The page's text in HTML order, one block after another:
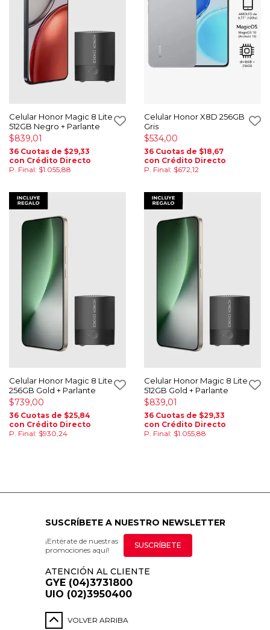
Celular Honor Magic 8 Lite
512GB Negro + Parlante
$839,01
36 Cuotas de $29,33
con Crédito Directo
P. Final: $1.055,88
Celular Honor X8D 256GB
Gris
$534,00
36 Cuotas de $18,67
con Crédito Directo
P. Final: $672,12
Celular Honor Magic 8 Lite
256GB Gold + Parlante
$739,00
36 Cuotas de $25,84
con Crédito Directo
P. Final: $930,24
Celular Honor Magic 8 Lite
512GB Gold + Parlante
$839,01
36 Cuotas de $29,33
con Crédito Directo
P. Final: $1.055,88
SUSCRÍBETE A NUESTRO NEWSLETTER
¡Entérate de nuestras
promociones aquí!
SUSCRÍBETE
ATENCIÓN AL CLIENTE
GYE (04)3731800
UIO (02)3950400
VOLVER ARRIBA